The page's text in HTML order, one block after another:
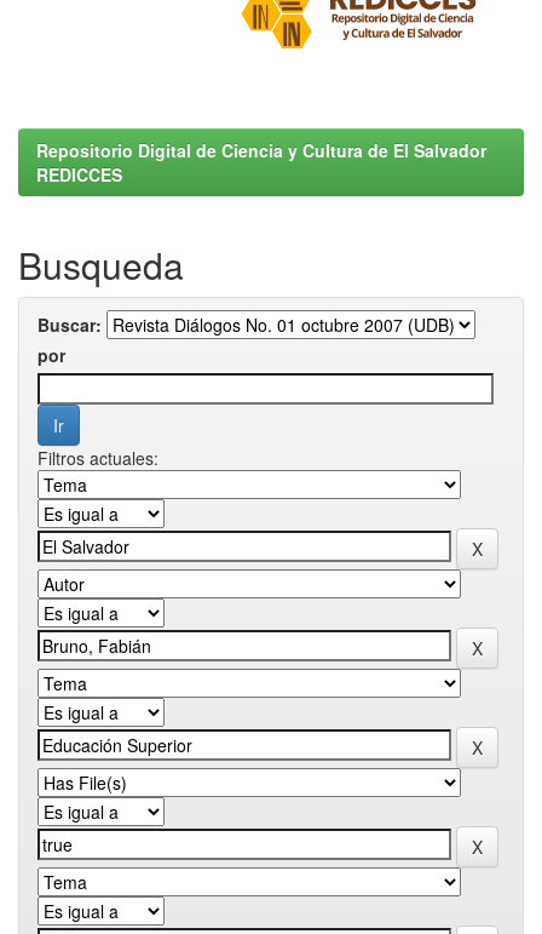
Repositorio Digital de Ciencia y Cultura de El Salvador
REDICCES
Busqueda
Buscar:
por
Filtros actuales: